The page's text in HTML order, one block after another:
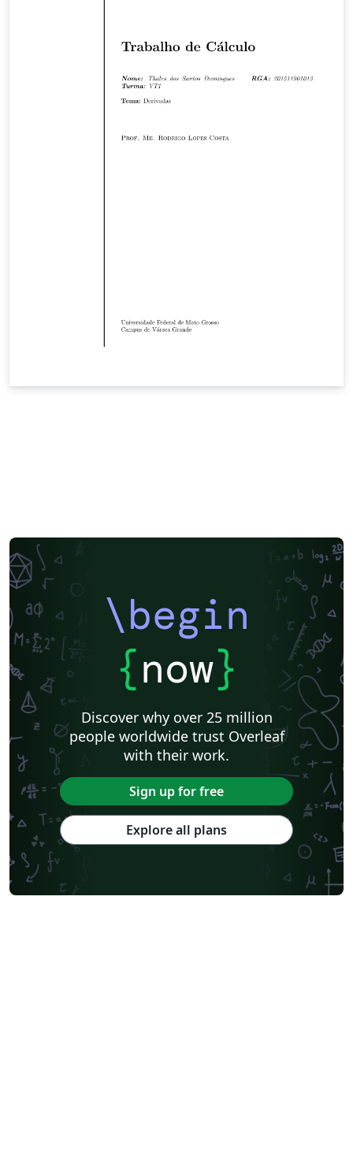
\begin
{now}
Discover why over 25 million
people worldwide trust Overleaf
with their work.
Sign up for free
Explore all plans